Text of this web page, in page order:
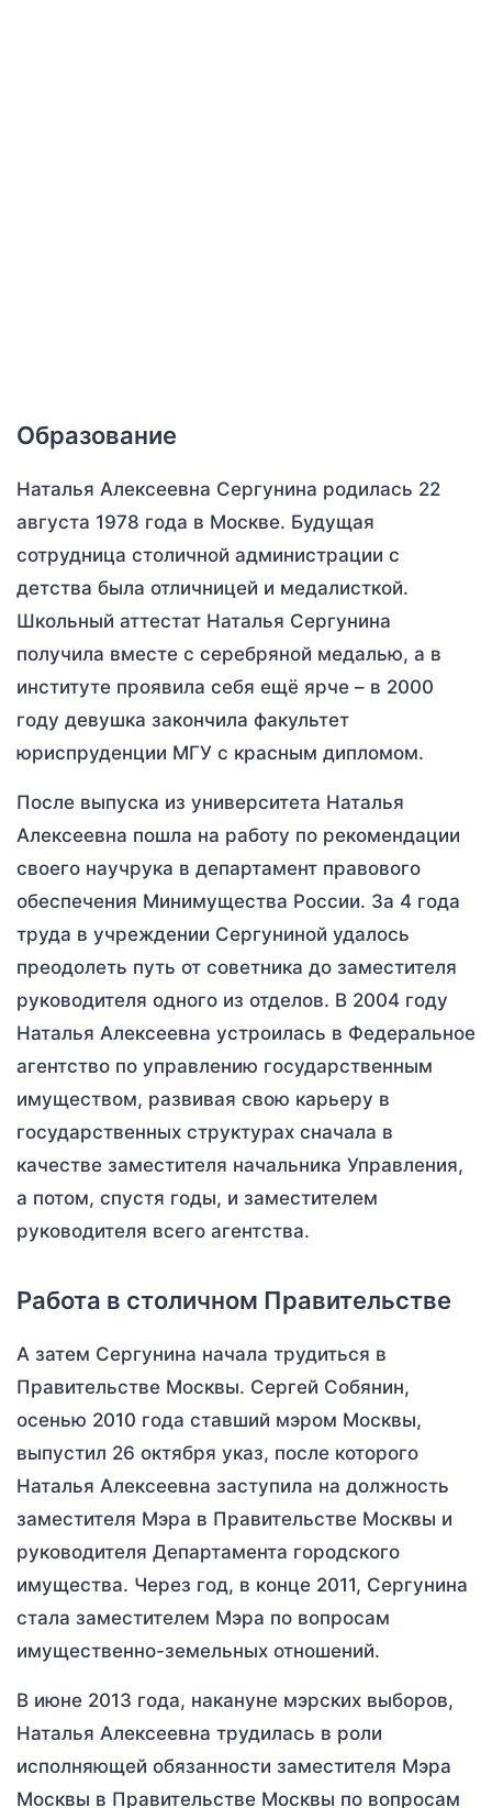
Образование
Наталья Алексеевна Сергунина родилась 22
августа 1978 года в Москве. Будущая
сотрудница столичной администрации с
детства была отличницей и медалисткой.
Школьный аттестат Наталья Сергунина
получила вместе с серебряной медалью, а в
институте проявила себя ещё ярче – в 2000
году девушка закончила факультет
юриспруденции МГУ с красным дипломом.
После выпуска из университета Наталья
Алексеевна пошла на работу по рекомендации
своего научрука в департамент правового
обеспечения Минимущества России. За 4 года
труда в учреждении Сергуниной удалось
преодолеть путь от советника до заместителя
руководителя одного из отделов. В 2004 году
Наталья Алексеевна устроилась в Федеральное
агентство по управлению государственным
имуществом, развивая свою карьеру в
государственных структурах сначала в
качестве заместителя начальника Управления,
а потом, спустя годы, и заместителем
руководителя всего агентства.
Работа в столичном Правительстве
А затем Сергунина начала трудиться в
Правительстве Москвы. Сергей Собянин,
осенью 2010 года ставший мэром Москвы,
выпустил 26 октября указ, после которого
Наталья Алексеевна заступила на должность
заместителя Мэра в Правительстве Москвы и
руководителя Департамента городского
имущества. Через год, в конце 2011, Сергунина
стала заместителем Мэра по вопросам
имущественно-земельных отношений.
В июне 2013 года, накануне мэрских выборов,
Наталья Алексеевна трудилась в роли
исполняющей обязанности заместителя Мэра
Москвы в Правительстве Москвы по вопросам